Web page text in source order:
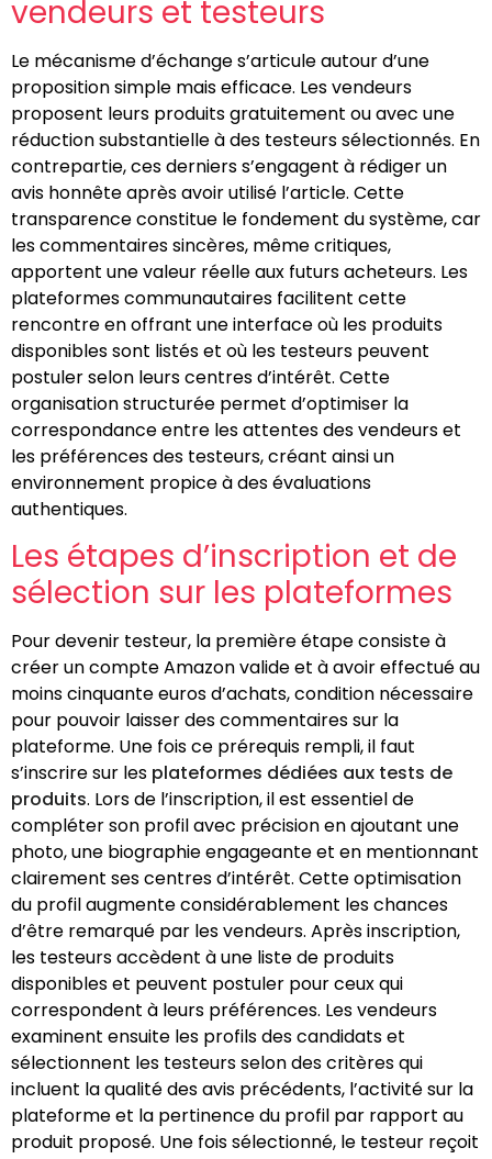
vendeurs et testeurs
Le mécanisme d’échange s’articule autour d’une
proposition simple mais efficace. Les vendeurs
proposent leurs produits gratuitement ou avec une
réduction substantielle à des testeurs sélectionnés. En
contrepartie, ces derniers s’engagent à rédiger un
avis honnête après avoir utilisé l’article. Cette
transparence constitue le fondement du système, car
les commentaires sincères, même critiques,
apportent une valeur réelle aux futurs acheteurs. Les
plateformes communautaires facilitent cette
rencontre en offrant une interface où les produits
disponibles sont listés et où les testeurs peuvent
postuler selon leurs centres d’intérêt. Cette
organisation structurée permet d’optimiser la
correspondance entre les attentes des vendeurs et
les préférences des testeurs, créant ainsi un
environnement propice à des évaluations
authentiques.
Les étapes d’inscription et de
sélection sur les plateformes
Pour devenir testeur, la première étape consiste à
créer un compte Amazon valide et à avoir effectué au
moins cinquante euros d’achats, condition nécessaire
pour pouvoir laisser des commentaires sur la
plateforme. Une fois ce prérequis rempli, il faut
s’inscrire sur les plateformes dédiées aux tests de
produits. Lors de l’inscription, il est essentiel de
compléter son profil avec précision en ajoutant une
photo, une biographie engageante et en mentionnant
clairement ses centres d’intérêt. Cette optimisation
du profil augmente considérablement les chances
d’être remarqué par les vendeurs. Après inscription,
les testeurs accèdent à une liste de produits
disponibles et peuvent postuler pour ceux qui
correspondent à leurs préférences. Les vendeurs
examinent ensuite les profils des candidats et
sélectionnent les testeurs selon des critères qui
incluent la qualité des avis précédents, l’activité sur la
plateforme et la pertinence du profil par rapport au
produit proposé. Une fois sélectionné, le testeur reçoit